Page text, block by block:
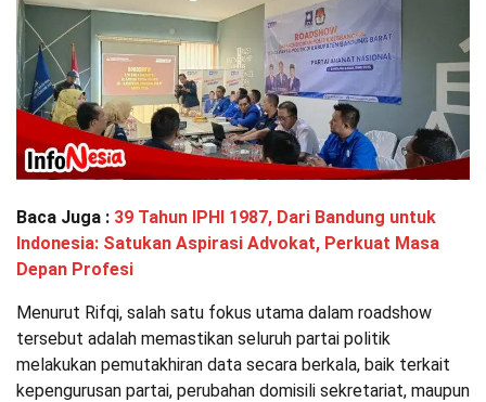
Baca Juga : 39 Tahun IPHI 1987, Dari Bandung untuk
Indonesia: Satukan Aspirasi Advokat, Perkuat Masa
Depan Profesi
Menurut Rifqi, salah satu fokus utama dalam roadshow
tersebut adalah memastikan seluruh partai politik
melakukan pemutakhiran data secara berkala, baik terkait
kepengurusan partai, perubahan domisili sekretariat, maupun